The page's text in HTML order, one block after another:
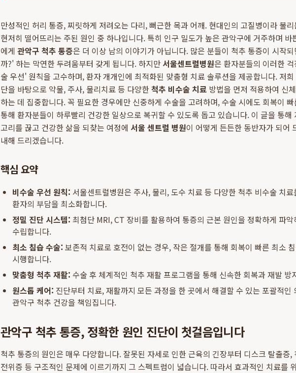
만성적인 허리 통증, 찌릿하게 저려오는 다리, 뻐근한 목과 어깨. 현대인의 고질병이라 불
현저히 떨어뜨리는 주된 원인 중 하나입니다. 특히 인구 밀도가 높은 관악구에 거주하며 바
에게 관악구 척추 통증은 더 이상 남의 이야기가 아닙니다. 많은 분들이 척추 통증이 시작
까?' 하는 막연한 두려움부터 갖게 됩니다. 하지만 서울센트럴병원은 환자분들의 이러한
술 우선' 원칙을 고수하며, 환자 개개인에 최적화된 맞춤형 치료 솔루션을 제공합니다. 저희
단을 바탕으로 약물, 주사, 물리치료 등 다양한척추 비수술 치료 방법을 먼저 적용하여 신
하는 데 집중합니다. 꼭 필요한 경우에만 신중하게 수술을 고려하며, 수술 시에도 회복이 빠
통해 환자분들이 하루빨리 건강한 일상으로 복귀할 수 있도록 돕고 있습니다. 이 글을 통해
고리를 끊고 건강한 삶을 되찾는 여정에 서울 센트럴 병원이 어떻게 든든한 동반자가 되어
내해 드리겠습니다.
핵심 요약
비수술 우선 원칙: 서울센트럴병원은 주사, 물리, 도수 치료 등 다양한 척추 비수술 치
환자의 부담을 최소화합니다.
정밀 진단 시스템: 최첨단 MRI, CT 장비를 활용하여 통증의 근본 원인을 정확하게 파
수립합니다.
최소 침습 수술: 보존적 치료로 호전이 없는 경우, 작은 절개를 통해 회복이 빠른 최소
시행합니다.
맞춤형 척추 재활: 수술 후 체계적인 척추 재활 프로그램을 통해 신속한 회복과 재발 방
원스톱 케어: 진단부터 치료, 재활까지 모든 과정을 한 곳에서 해결할 수 있는 포괄적인
관악구 척추 건강을 책임집니다.
관악구 척추 통증, 정확한 원인 진단이 첫걸음입니다
척추 통증의 원인은 매우 다양합니다. 잘못된 자세로 인한 근육의 긴장부터 디스크 탈출증
전위증 등 구조적인 문제에 이르기까지 그 스펙트럼이 넓습니다. 따라서 효과적인 치료를